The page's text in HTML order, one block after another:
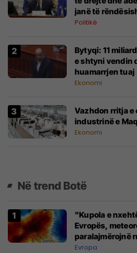
janë të
Politikë
Bytyqi: 11
e shtyni vendin
huamarrjen tuaj
Ekonomi
Vazhdon rritja e
industrinë e
Ekonomi
Në trend Botë
"Kupola e
Evropës,
paralajmërojnë
temperaturave
Evropa